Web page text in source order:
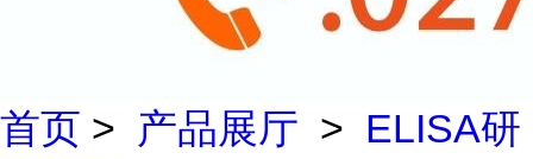
首页 > 产品展厅 > ELISA研